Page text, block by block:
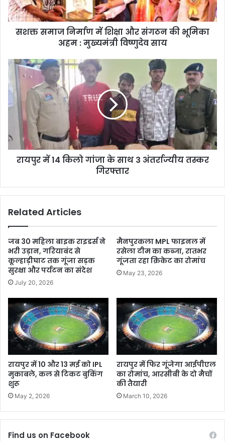
सशक्त समाज निर्माण में शिक्षा और संगठन की भूमिका
अहम : मुख्यमंत्री विष्णुदेव साय
रायपुर में 14 किलो गांजा के साथ 3 अंतर्राज्यीय तस्कर
गिरफ्तार
Related Articles
जब 30 महिला बाइक राइडर्स ने
भरी उड़ान, गरियाबंद से
कूल्हाड़ीघाट तक गूंजा सड़क
सुरक्षा और पर्यटन का संदेश
July 20, 2026
मैनपुरकला MPL फाइनल में
रसेला टीम का कब्जा, रातभर
गूंजता रहा क्रिकेट का रोमांच
May 23, 2026
रायपुर में 10 और 13 मई को IPL
मुकाबले, कल से टिकट बुकिंग
शुरू
May 2, 2026
रायपुर में फिर गूंजेगा आईपीएल
का रोमांच, आरसीबी के दो मैचों
की तैयारी
March 10, 2026
Find us on Facebook